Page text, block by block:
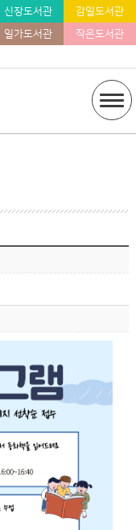
신장도서관
감일도서관
일가도서관
작은도서관